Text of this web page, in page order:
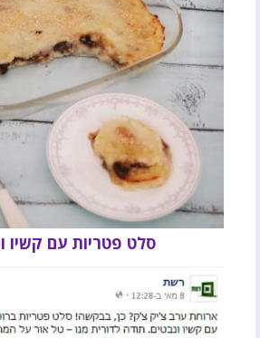
סלט פטריות עם קשיו